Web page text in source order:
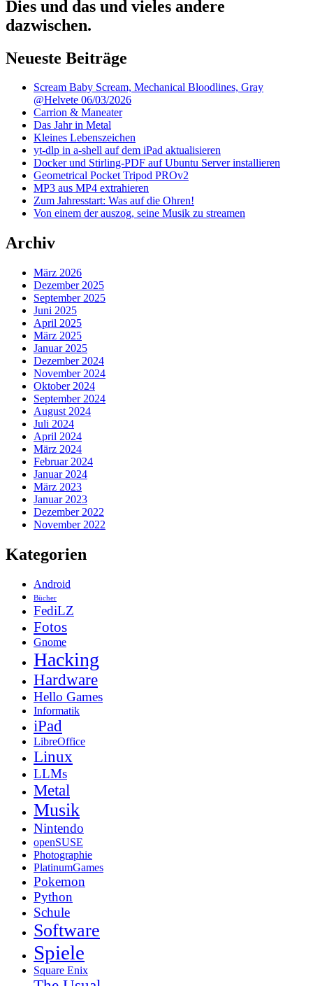
Dies und das und vieles andere
dazwischen.
Neueste Beiträge
Scream Baby Scream, Mechanical Bloodlines, Gray
@Helvete 06/03/2026
Carrion & Maneater
Das Jahr in Metal
Kleines Lebenszeichen
yt-dlp in a-shell auf dem iPad aktualisieren
Docker und Stirling-PDF auf Ubuntu Server installieren
Geometrical Pocket Tripod PROv2
MP3 aus MP4 extrahieren
Zum Jahresstart: Was auf die Ohren!
Von einem der auszog, seine Musik zu streamen
Archiv
März 2026
Dezember 2025
September 2025
Juni 2025
April 2025
März 2025
Januar 2025
Dezember 2024
November 2024
Oktober 2024
September 2024
August 2024
Juli 2024
April 2024
März 2024
Februar 2024
Januar 2024
März 2023
Januar 2023
Dezember 2022
November 2022
Kategorien
Android
Bücher
FediLZ
Fotos
Gnome
Hacking
Hardware
Hello Games
Informatik
iPad
LibreOffice
Linux
LLMs
Metal
Musik
Nintendo
openSUSE
Photographie
PlatinumGames
Pokemon
Python
Schule
Software
Spiele
Square Enix